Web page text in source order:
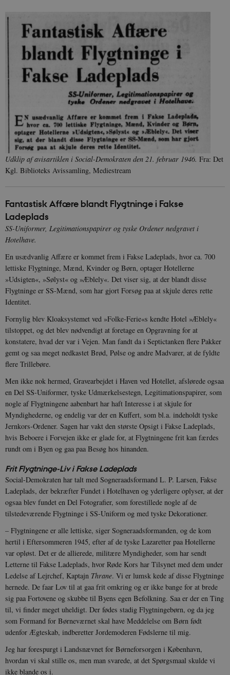
Udklip af avisartiklen i Social-Demokraten den 21. februar 1946. Fra: Det
Kgl. Biblioteks Avissamling, Mediestream
Fantastisk Affære blandt Flygtninge i Fakse
Ladeplads
SS-Uniformer, Legitimationspapirer og tyske Ordener nedgravet i
Hotelhave.
En usædvanlig Affære er kommet frem i Fakse Ladeplads, hvor ca. 700
lettiske Flygtninge, Mænd, Kvinder og Børn, optager Hotellerne
»Udsigten«, »Sølyst« og »Æblely«. Det viser sig, at der blandt disse
Flygtninge er SS-Mænd, som har gjort Forsøg paa at skjule deres rette
Identitet.
Fornylig blev Kloaksystemet ved »Folke-Ferie«s kendte Hotel »Æblely«
tilstoppet, og det blev nødvendigt at foretage en Opgravning for at
konstatere, hvad der var i Vejen. Man fandt da i Septictanken flere Pakker
gemt og saa meget nedkastet Brød, Pølse og andre Madvarer, at de fyldte
flere Trillebøre.
Men ikke nok hermed, Gravearbejdet i Haven ved Hotellet, afslørede ogsaa
en Del SS-Uniformer, tyske Udmærkelsestegn, Legitimationspapirer, som
nogle af Flygtningene aabenbart har haft Interesse i at skjule for
Myndighederne, og endelig var der en Kuffert, som bl.a. indeholdt tyske
Jernkors-Ordener. Sagen har vakt den største Opsigt i Fakse Ladeplads,
hvis Beboere i Forvejen ikke er glade for, at Flygtningene frit kan færdes
rundt om i Byen og gaa paa Besøg hos hinanden.
Frit Flygtninge-Liv i Fakse Ladeplads
Social-Demokraten har talt med Sogneraadsformand L. P. Larsen, Fakse
Ladeplads, der bekræfter Fundet i Hotelhaven og yderligere oplyser, at der
ogsaa blev fundet en Del Fotografier, som forestillede nogle af de
tilstedeværende Flygtninge i SS-Uniform og med tyske Dekorationer.
– Flygtningene er alle lettiske, siger Sogneraadsformanden, og de kom
hertil i Eftersommeren 1945, efter af de tyske Lazaretter paa Hotellerne
var opløst. Det er de allierede, militære Myndigheder, som har sendt
Letterne til Fakse Ladeplads, hvor Røde Kors har Tilsynet med dem under
Ledelse af Lejrchef, Kaptajn Thrane. Vi er lumsk kede af disse Flygtninge
hernede. De faar Lov til at gaa frit omkring og er ikke bange for at brede
sig paa Fortovene og skubbe til Byens egen Befolkning. Saa er der en Ting
til, vi finder meget uheldigt. Der fødes stadig Flygtningebørn, og da jeg
som Formand for Børneværnet skal have Meddelelse om Børn født
udenfor Ægteskab, indberetter Jordemoderen Fødslerne til mig.
Jeg har forespurgt i Landsnævnet for Børneforsorgen i København,
hvordan vi skal stille os, men man svarede, at det Spørgsmaal skulde vi
ikke blande os i.